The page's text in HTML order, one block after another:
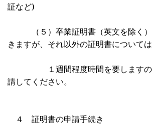
証など)
（５）卒業証明書（英文を除く）
きますが、それ以外の証明書については
１週間程度時間を要しますので
請してください。
４ 証明書の申請手続き